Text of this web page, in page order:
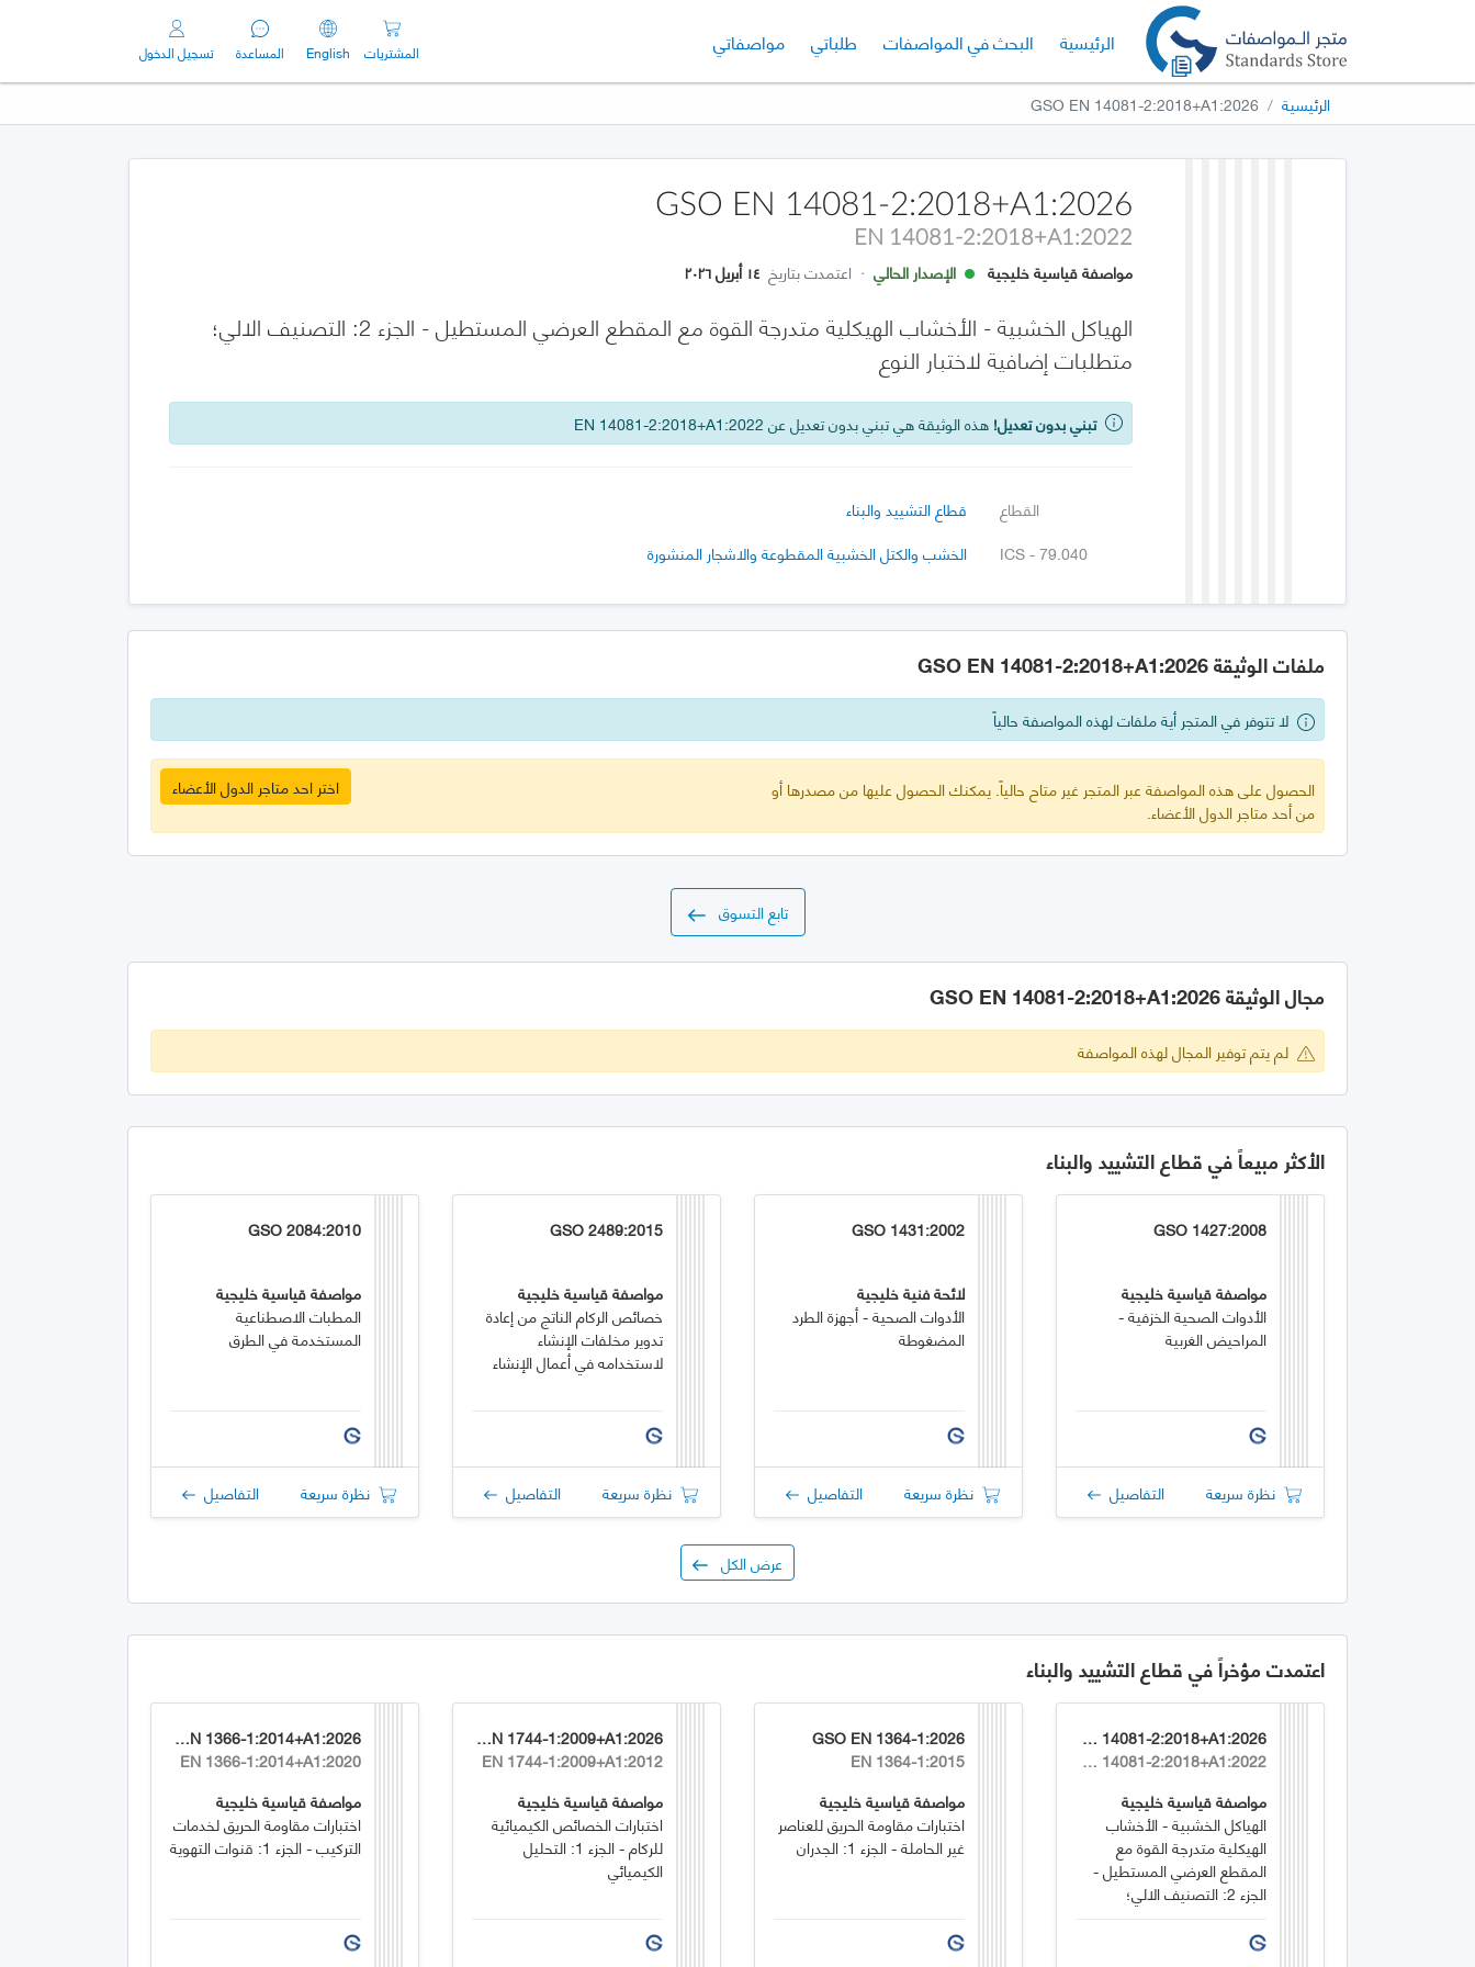
المشتريات الرئيسيةالإصدار الحالي
البحث في المواصفاتالإصدار الحالي
طلباتي مواصفاتي English المساعدة تسجيل الدخول
الرئيسية GSO EN 14081-2:2018+A1:2026
GSO EN 14081-2:2018+A1:2026
EN 14081-2:2018+A1:2022
مواصفة قياسية خليجية الإصدار الحالي · اعتمدت بتاريخ ١٤ أبريل ٢٠٢٦
الهياكل الخشبية - الأخشاب الهيكلية متدرجة القوة مع المقطع العرضي المستطيل - الجزء 2: التصنيف الالي؛
متطلبات إضافية لاختبار النوع
تبني بدون تعديل! هذه الوثيقة هي تبني بدون تعديل عن EN 14081-2:2018+A1:2022
القطاع
قطاع التشييد والبناء
ICS - 79.040
الخشب والكتل الخشبية المقطوعة والاشجار المنشورة
ملفات الوثيقة GSO EN 14081-2:2018+A1:2026
لا تتوفر في المتجر أية ملفات لهذه المواصفة حالياً
الحصول على هذه المواصفة عبر المتجر غير متاح حالياً. يمكنك الحصول عليها من مصدرها أو
من أحد متاجر الدول الأعضاء.
اختر احد متاجر الدول الأعضاء
تابع التسوق
مجال الوثيقة GSO EN 14081-2:2018+A1:2026
لم يتم توفير المجال لهذه المواصفة
الأكثر مبيعاً في قطاع التشييد والبناء
GSO 1427:2008
مواصفة قياسية خليجية
الأدوات الصحية الخزفية -
المراحيض الغربية
نظرة سريعة التفاصيل
GSO 1431:2002
لائحة فنية خليجية
الأدوات الصحية - أجهزة الطرد
المضغوطة
نظرة سريعة التفاصيل
GSO 2489:2015
مواصفة قياسية خليجية
خصائص الركام الناتج من إعادة
تدوير مخلفات الإنشاء
لاستخدامه في أعمال الإنشاء
نظرة سريعة التفاصيل
GSO 2084:2010
مواصفة قياسية خليجية
المطبات الاصطناعية
المستخدمة في الطرق
نظرة سريعة التفاصيل
عرض الكل
اعتمدت مؤخراً في قطاع التشييد والبناء
GSO EN 14081-2:2018+A1:2026
EN 14081-2:2018+A1:2022
مواصفة قياسية خليجية
الهياكل الخشبية - الأخشاب
الهيكلية متدرجة القوة مع
المقطع العرضي المستطيل -
الجزء 2: التصنيف الالي؛
متطلبات إضافية لاختبار النوع
GSO EN 1364-1:2026
EN 1364-1:2015
مواصفة قياسية خليجية
اختبارات مقاومة الحريق للعناصر
غير الحاملة - الجزء 1: الجدران
GSO EN 1744-1:2009+A1:2026
EN 1744-1:2009+A1:2012
مواصفة قياسية خليجية
اختبارات الخصائص الكيميائية
للركام - الجزء 1: التحليل
الكيميائي
GSO EN 1366-1:2014+A1:2026
EN 1366-1:2014+A1:2020
مواصفة قياسية خليجية
اختبارات مقاومة الحريق لخدمات
التركيب - الجزء 1: قنوات التهوية